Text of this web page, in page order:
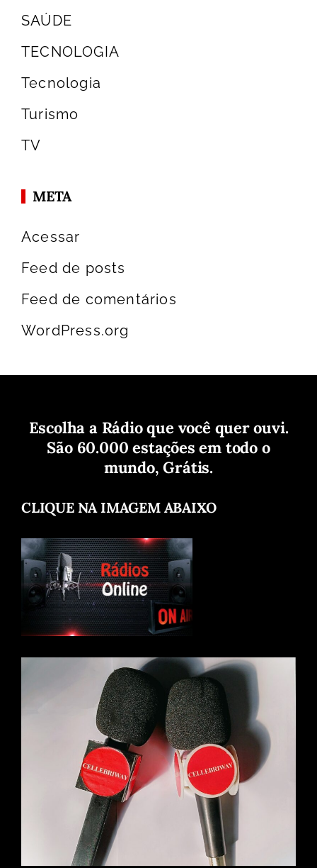
SAÚDE
TECNOLOGIA
Tecnologia
Turismo
TV
META
Acessar
Feed de posts
Feed de comentários
WordPress.org
Escolha a Rádio que você quer ouvi.
São 60.000 estações em todo o
mundo, Grátis.
CLIQUE NA IMAGEM ABAIXO